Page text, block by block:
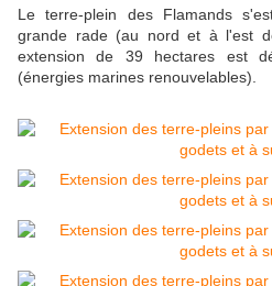
Le terre-plein des Flamands
grande rade (au nord et à l'est
extension de 39 hectares est
(énergies marines renouvelables).